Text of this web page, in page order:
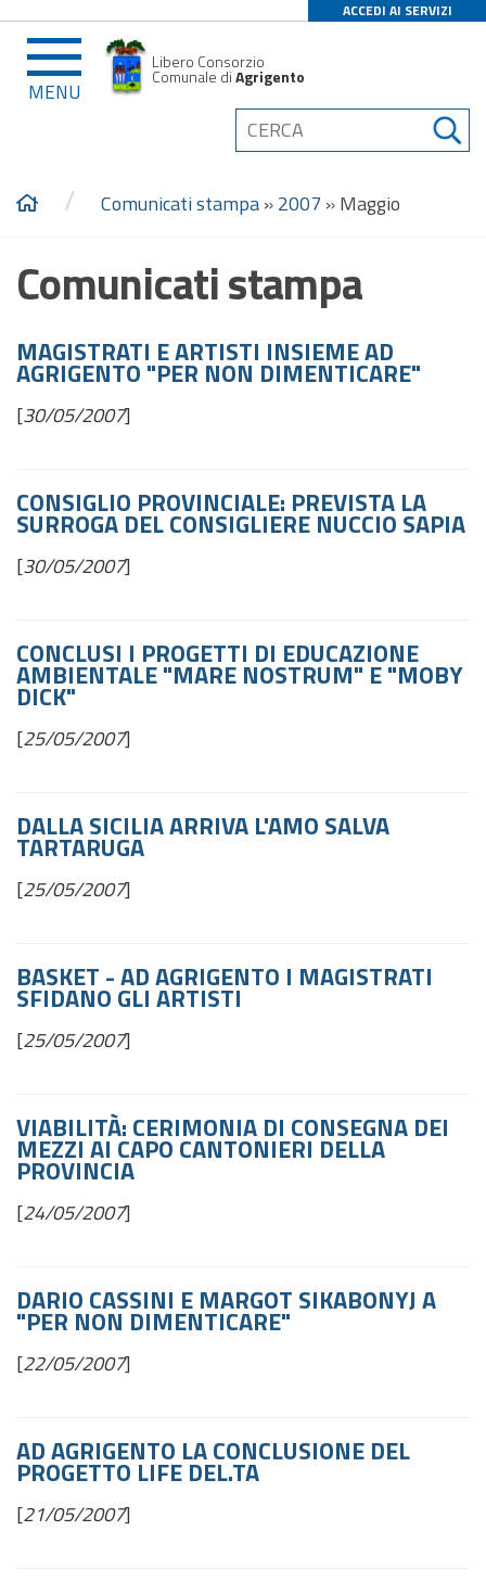
ACCEDI AI SERVIZI
MENU
Libero Consorzio
Comunale diAgrigento
/ Comunicati stampa»2007»Maggio
Comunicati stampa
MAGISTRATI E ARTISTI INSIEME AD
AGRIGENTO "PER NON DIMENTICARE"
[30/05/2007]
CONSIGLIO PROVINCIALE: PREVISTA LA
SURROGA DEL CONSIGLIERE NUCCIO SAPIA
[30/05/2007]
CONCLUSI I PROGETTI DI EDUCAZIONE
AMBIENTALE "MARE NOSTRUM" E "MOBY
DICK"
[25/05/2007]
DALLA SICILIA ARRIVA L'AMO SALVA
TARTARUGA
[25/05/2007]
BASKET - AD AGRIGENTO I MAGISTRATI
SFIDANO GLI ARTISTI
[25/05/2007]
VIABILITÀ: CERIMONIA DI CONSEGNA DEI
MEZZI AI CAPO CANTONIERI DELLA
PROVINCIA
[24/05/2007]
DARIO CASSINI E MARGOT SIKABONYJ A
"PER NON DIMENTICARE"
[22/05/2007]
AD AGRIGENTO LA CONCLUSIONE DEL
PROGETTO LIFE DEL.TA
[21/05/2007]